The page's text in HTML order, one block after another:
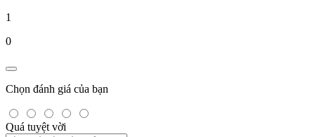
1
0
Chọn đánh giá của bạn
Quá tuyệt vời